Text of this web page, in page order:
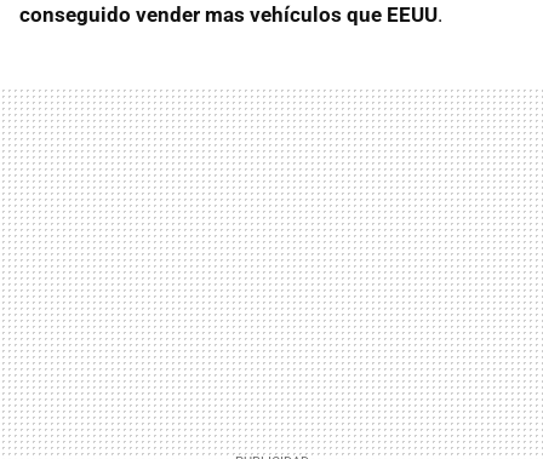
conseguido vender mas vehículos que EEUU.